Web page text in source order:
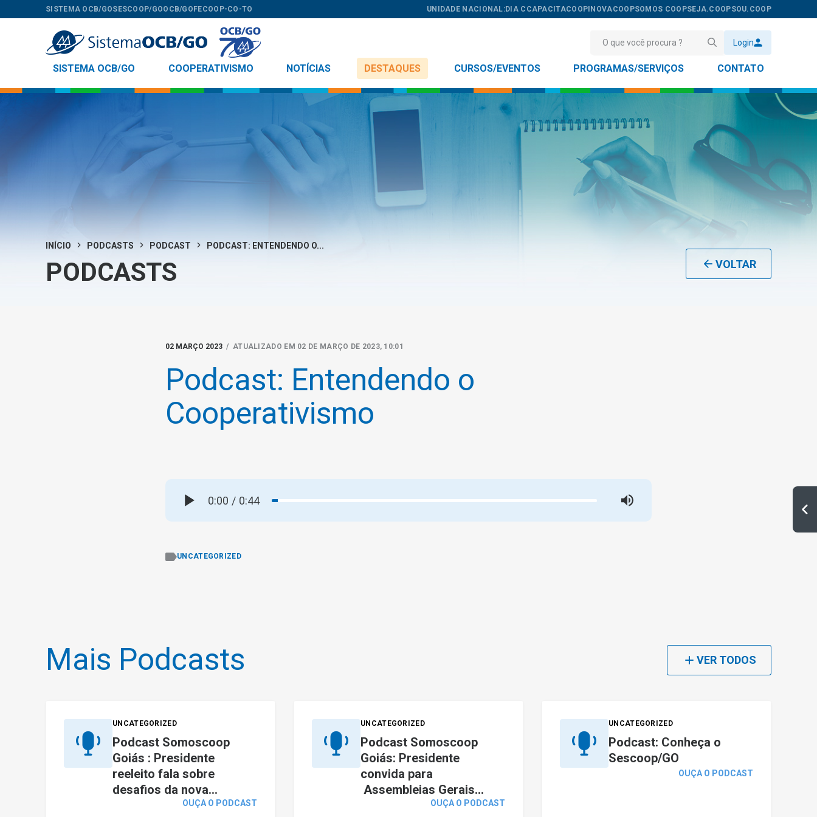
SISTEMA OCB/GOSESCOOP/GOOCB/GOFECOOP-CO-TO UNIDADE NACIONAL:DIA C CAPACITACOOPINOVACOOPSOMOS COOPSEJA.COOPSOU.COOP
Login
SISTEMA OCB/GO COOPERATIVISMO NOTÍCIAS DESTAQUES CURSOS/EVENTOS PROGRAMAS/SERVIÇOS CONTATO
INÍCIO PODCASTS PODCAST PODCAST: ENTENDENDO O...
PODCASTS VOLTAR
02 MARÇO 2023 / ATUALIZADO EM 02 DE MARÇO DE 2023, 10:01
Podcast: Entendendo o
Cooperativismo
0:00 / 0:44
UNCATEGORIZED
Mais Podcasts VER TODOS
UNCATEGORIZED
Podcast Somoscoop
Goiás : Presidente
reeleito fala sobre
desafios da nova...
OUÇA O PODCAST
UNCATEGORIZED
Podcast Somoscoop
Goiás: Presidente
convida para
Assembleias Gerais...
OUÇA O PODCAST
UNCATEGORIZED
Podcast: Conheça o
Sescoop/GO
OUÇA O PODCAST